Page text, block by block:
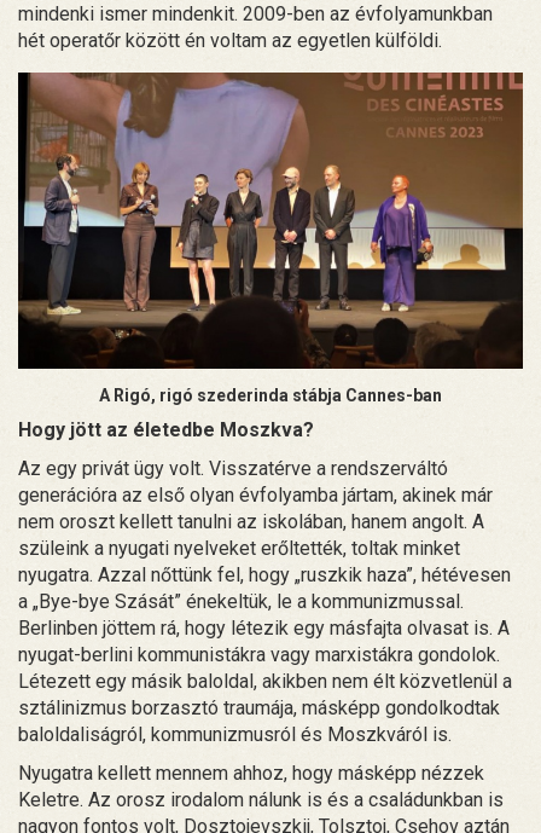
mindenki ismer mindenkit. 2009-ben az évfolyamunkban
hét operatőr között én voltam az egyetlen külföldi.
A Rigó, rigó szederinda stábja Cannes-ban
Hogy jött az életedbe Moszkva?
Az egy privát ügy volt. Visszatérve a rendszerváltó
generációra az első olyan évfolyamba jártam, akinek már
nem oroszt kellett tanulni az iskolában, hanem angolt. A
szüleink a nyugati nyelveket erőltették, toltak minket
nyugatra. Azzal nőttünk fel, hogy „ruszkik haza”, hétévesen
a „Bye-bye Szását” énekeltük, le a kommunizmussal.
Berlinben jöttem rá, hogy létezik egy másfajta olvasat is. A
nyugat-berlini kommunistákra vagy marxistákra gondolok.
Létezett egy másik baloldal, akikben nem élt közvetlenül a
sztálinizmus borzasztó traumája, másképp gondolkodtak
baloldaliságról, kommunizmusról és Moszkváról is.
Nyugatra kellett mennem ahhoz, hogy másképp nézzek
Keletre. Az orosz irodalom nálunk is és a családunkban is
nagyon fontos volt, Dosztojevszkij, Tolsztoj, Csehov aztán